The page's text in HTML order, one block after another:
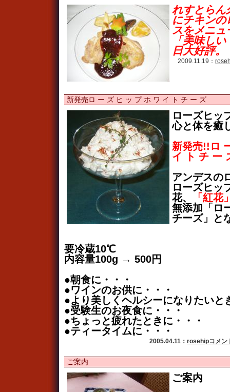
れすとらん
にチキンの
スをメニュ
「美味し
日大好評。
2009.11.19：
新発売ロ ー ズ ヒ ッ プ ホ ワ イ ト チ ー ズ
ローズヒッ
心と体を癒
新発売!!ロ
イ ト チ ー
アンデス
ローズヒッ
花、
「紅花
無添加「ロ
チーズ」と
要冷蔵10℃
内容量100g → 500円
●朝食に・・・
●ワインのお供に・・・
●より美しくヘルシーになりたいと
●受験生のお夜食に・・・
●ちょっと疲れたときに・・・
●ティータイムに・・・
2005.04.11： rosehipコメン
ご案内
ご案内